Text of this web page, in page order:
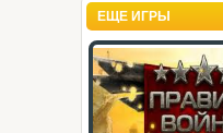
ЕЩЕ ИГРЫ